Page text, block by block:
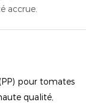
accrue.
pour tomates
qualité,